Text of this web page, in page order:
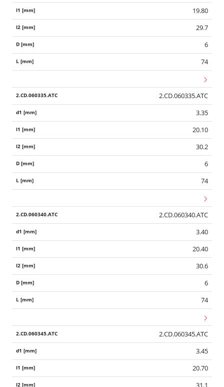
19.80
29.7
6
74
2.CD.060335.ATC
3.35
20.10
30.2
6
74
2.CD.060340.ATC
3.40
20.40
30.6
6
74
2.CD.060345.ATC
3.45
20.70
31.1